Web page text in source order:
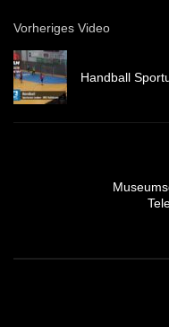
Vorheriges Video
Handball